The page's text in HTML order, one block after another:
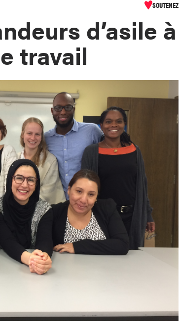
SOUTENEZ
d’asile à
travail